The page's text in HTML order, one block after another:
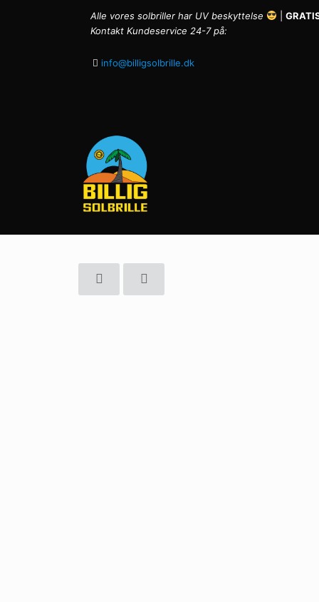
Alle vores solbriller har UV beskyttelse
Kontakt Kundeservice 24-7 på:
info@billigsolbrille.dk